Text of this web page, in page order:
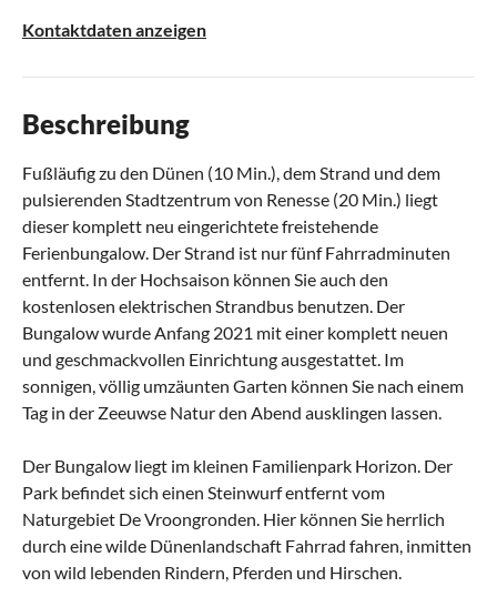
Kontaktdaten anzeigen
Beschreibung
Fußläufig zu den Dünen (10 Min.), dem Strand und dem
pulsierenden Stadtzentrum von Renesse (20 Min.) liegt
dieser komplett neu eingerichtete freistehende
Ferienbungalow. Der Strand ist nur fünf Fahrradminuten
entfernt. In der Hochsaison können Sie auch den
kostenlosen elektrischen Strandbus benutzen. Der
Bungalow wurde Anfang 2021 mit einer komplett neuen
und geschmackvollen Einrichtung ausgestattet. Im
sonnigen, völlig umzäunten Garten können Sie nach einem
Tag in der Zeeuwse Natur den Abend ausklingen lassen.
Der Bungalow liegt im kleinen Familienpark Horizon. Der
Park befindet sich einen Steinwurf entfernt vom
Naturgebiet De Vroongronden. Hier können Sie herrlich
durch eine wilde Dünenlandschaft Fahrrad fahren, inmitten
von wild lebenden Rindern, Pferden und Hirschen.